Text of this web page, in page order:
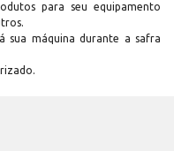
para seu equipamento
sua máquina durante a safra